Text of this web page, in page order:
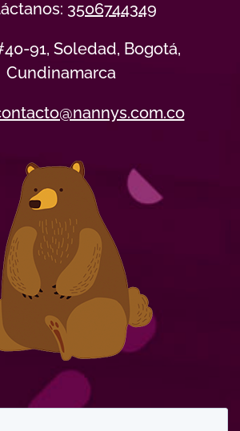
3506744349
91, Soledad, Bogotá,
Cundinamarca